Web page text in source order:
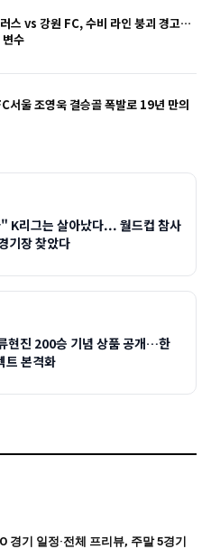
스 vs 강원 FC, 수비 라인 붕괴 경고…
수
서울 조영욱 결승골 폭발로 19년 만의
K리그는 살아났다... 월드컵 참사
기장 찾았다
현진 200승 기념 상품 공개…한
트 본격화
경기 일정·전체 프리뷰, 주말 5경기